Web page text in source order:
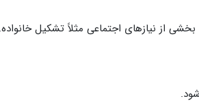
از نیازهای اجتماعی مثلاً تشکیل خانواده.